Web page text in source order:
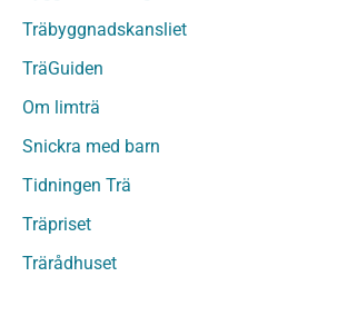
Träpanel och Utvändig beklädnad
Träpanel och utvändig beklädnad
Trägolv
Sågat virke
Sågat virke Behandlat
Övriga träprodukter
Övrigt byggvirke
Träbyggnadskansliet
TräGuiden
Om limträ
Snickra med barn
Tidningen Trä
Träpriset
Trärådhuset